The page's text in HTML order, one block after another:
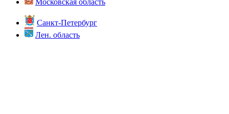
Московская область
Санкт-Петербург
Лен. область